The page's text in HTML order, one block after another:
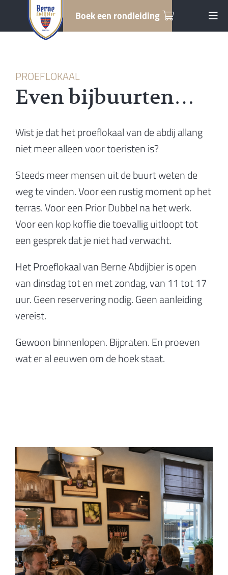
Boek een rondleiding
PROEFLOKAAL
Even bijbuurten…
Wist je dat het proeflokaal van de abdij allang
niet meer alleen voor toeristen is?
Steeds meer mensen uit de buurt weten de
weg te vinden. Voor een rustig moment op het
terras. Voor een Prior Dubbel na het werk.
Voor een kop koffie die toevallig uitloopt tot
een gesprek dat je niet had verwacht.
Het Proeflokaal van Berne Abdijbier is open
van dinsdag tot en met zondag, van 11 tot 17
uur. Geen reservering nodig. Geen aanleiding
vereist.
Gewoon binnenlopen. Bijpraten. En proeven
wat er al eeuwen om de hoek staat.